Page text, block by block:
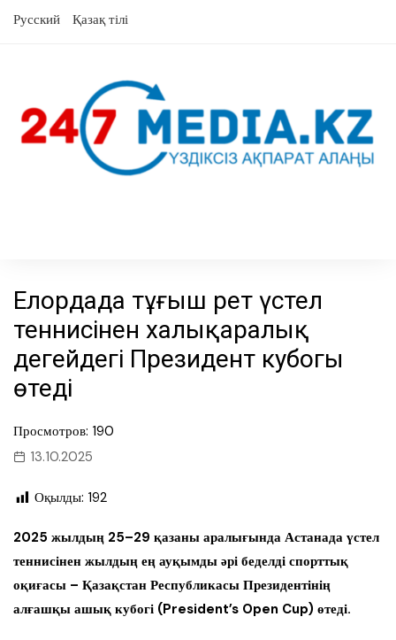
Русский Қазақ тілі
Елордада тұңғыш рет үстел
теннисінен халықаралық
деңгейдегі Президент кубогы
өтеді
Просмотров: 190
13.10.2025
Оқылды: 192
2025 жылдың 25–29 қазаны аралығында Астанада үстел
теннисінен жылдың ең ауқымды әрі беделді спорттық
оқиғасы – Қазақстан Республикасы Президентінің
алғашқы ашық кубогі (President’s Open Cup) өтеді.